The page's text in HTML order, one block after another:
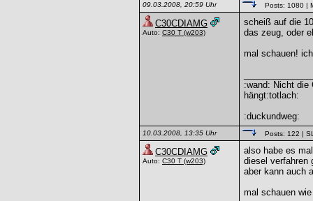
09.03.2008, 20:59 Uhr Posts: 1080 |
C30CDIAMG
Auto: C30 T (w203)
scheiß auf die
das zeug, oder
mal schauen!
:wand: Nicht die
hängt:totlach:
:duckundweg:
10.03.2008, 13:35 Uhr Posts: 122 |
C30CDIAMG
Auto: C30 T (w203)
also habe es
diesel verfahren
aber kann auch
mal schauen